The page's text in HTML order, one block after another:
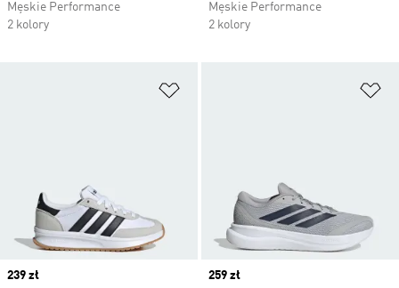
Męskie Performance
2 kolory
Męskie Performance
2 kolory
Price
239 zł
Price
259 zł